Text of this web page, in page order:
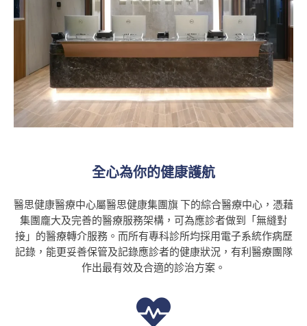
全心為你的健康護航
醫思健康醫療中心屬醫思健康集團旗 下的綜合醫療中心，憑藉
集團龐大及完善的醫療服務架構，可為應診者做到「無縫對
接」的醫療轉介服務。而所有專科診所均採用電子系統作病歷
記錄，能更妥善保管及記錄應診者的健康狀況，有利醫療團隊
作出最有效及合適的診治方案。